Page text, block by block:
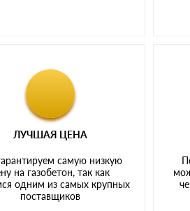
ЛУЧШАЯ ЦЕНА
самую низкую
на газобетон, так как
одним из самых крупных
поставщиков